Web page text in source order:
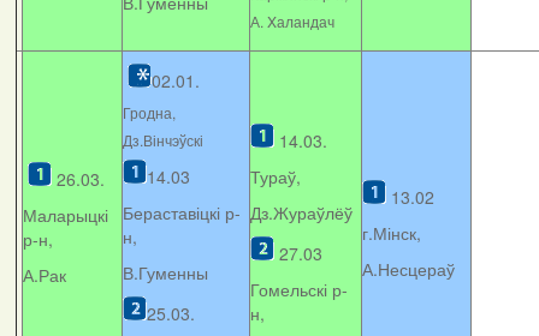
А. Xаландач
26.03.
Маларыцкі
р-н,
А.Рак
02.01.
Гродна,
Дз.Вінчэўскі
14.03
Бераставіцкі р-
н,
В.Гуменны
25.03.
14.03.
Тураў,
Дз.Жураўлёў
27.03
Гомельскі р-
н,
13.02
г.Мінск,
А.Несцераў